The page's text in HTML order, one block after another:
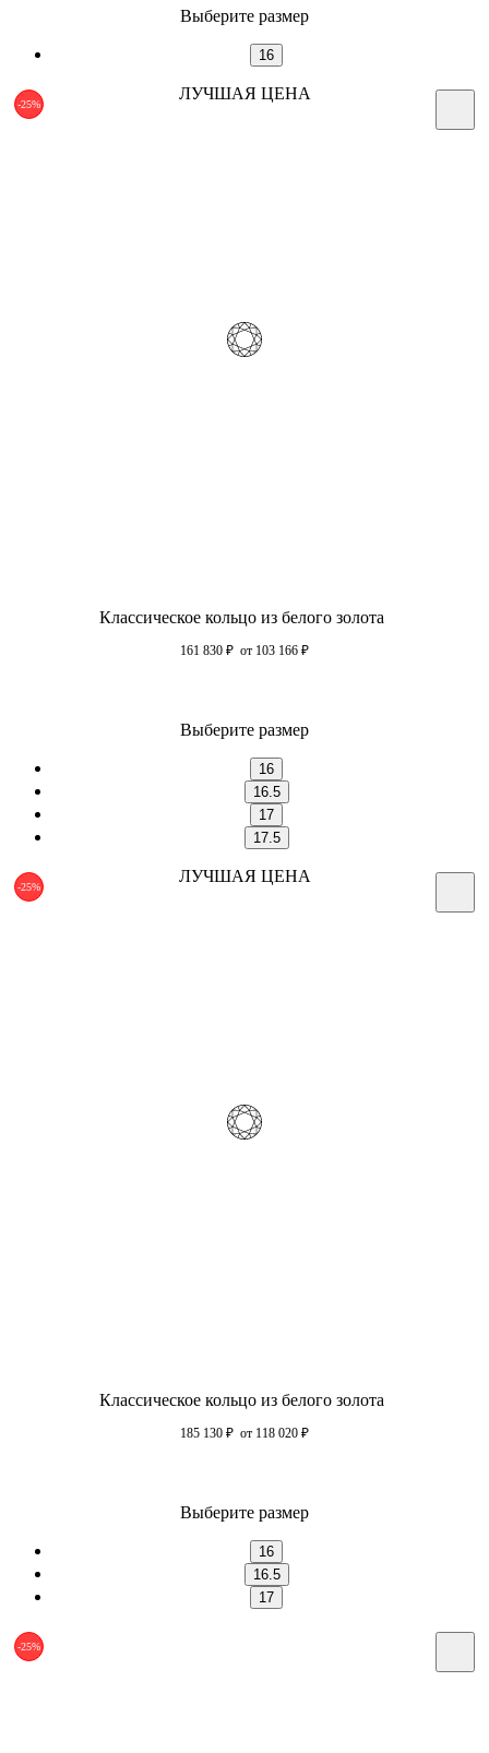
Выберите размер
16
-25%
ЛУЧШАЯ ЦЕНА
Классическое кольцо из белого золота
161 830 ₽ от 103 166 ₽
Выберите размер
16
16.5
17
17.5
-25%
ЛУЧШАЯ ЦЕНА
Классическое кольцо из белого золота
185 130 ₽ от 118 020 ₽
Выберите размер
16
16.5
17
-25%